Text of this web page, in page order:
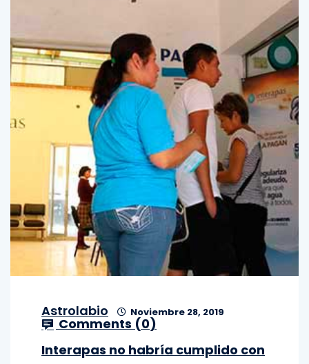
Astrolabio Noviembre 28, 2019
Comments (0)
Interapas no habría cumplido con